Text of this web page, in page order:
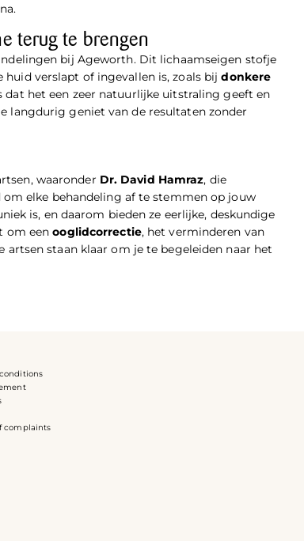
.
terug te brengen
bij Ageworth. Dit lichaamseigen stofje
verslapt of ingevallen is, zoals bijdonkere
dat het een zeer natuurlijke uitstraling geeft en
langdurig geniet van de resultaten zonder
waaronder Dr. David Hamraz, die
elke behandeling af te stemmen op jouw
is, en daarom bieden ze eerlijke, deskundige
om eenooglidcorrectie, het verminderen van
staan klaar om je te begeleiden naar het
complaints